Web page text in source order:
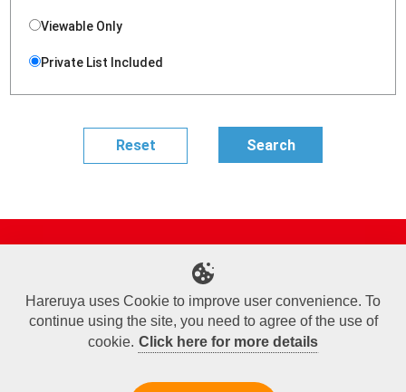
Viewable Only
Private List Included
Sponsored Players
Deck Search
Event Schedule
Terms of Use
Commercial Transaction Law
Personal Information Privacy Policy
Cookie Policy
Company Overview
Join Us
Hareruya uses Cookie to improve user convenience. To
continue using the site, you need to agree of the use of
cookie. Click here for more details